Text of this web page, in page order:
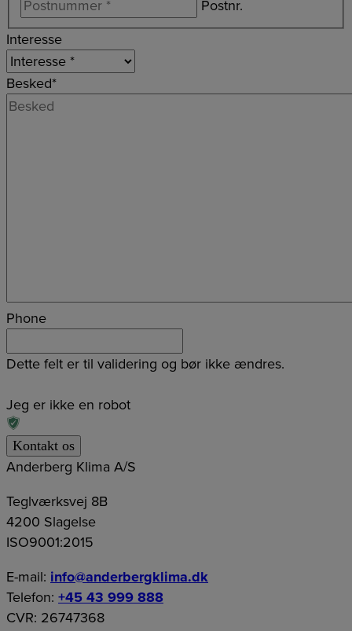
Postnr.
Interesse
Besked*
Phone
Dette felt er til validering og bør ikke ændres.
Jeg er ikke en robot
Anderberg Klima A/S
Teglværksvej 8B
4200 Slagelse
ISO9001:2015
E-mail: info@anderbergklima.dk
Telefon: +45 43 999 888
CVR: 26747368